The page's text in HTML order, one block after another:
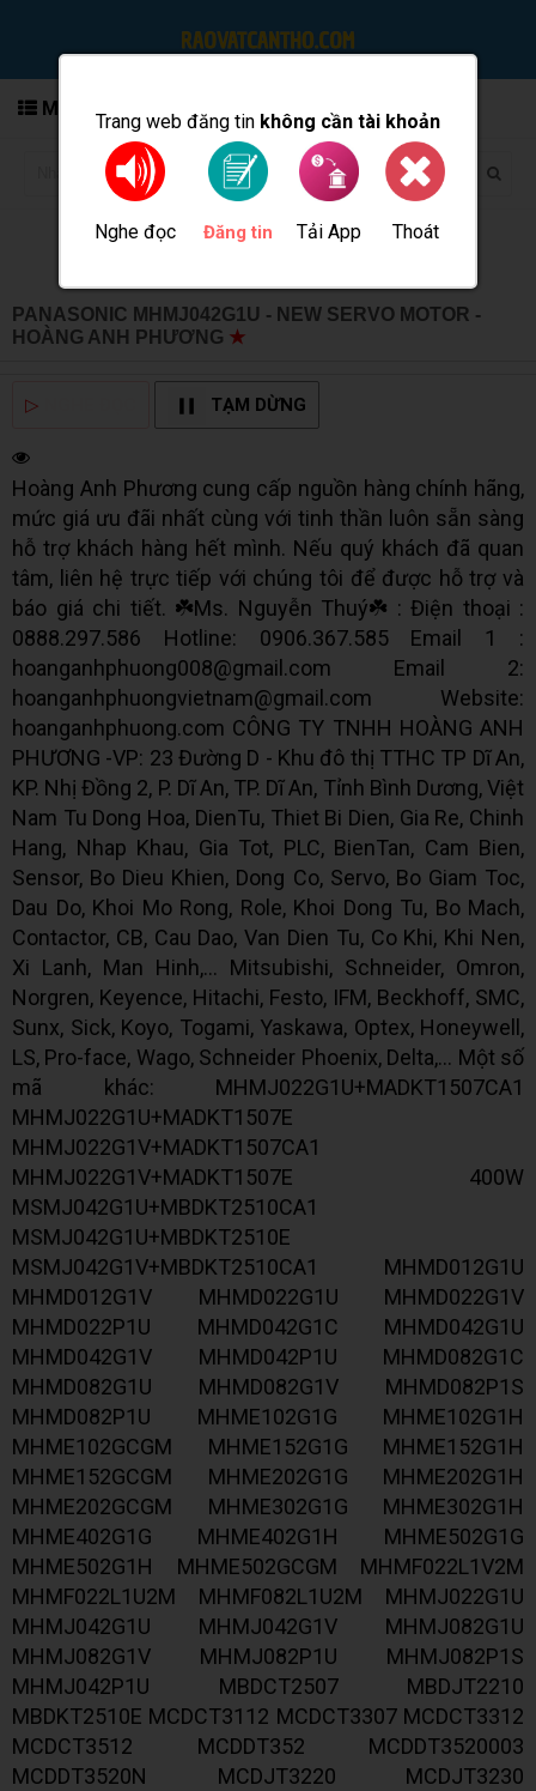
Trang web đăng tin không cần tài khoản
Nghe đọc Đăng tin Tải App Thoát
MENU
PANASONIC MHMJ042G1U - NEW SERVO MOTOR -
HOÀNG ANH PHƯƠNG ★
▷ TẠM DỪNG
Hoàng Anh Phương cung cấp nguồn hàng chính hãng,
mức giá ưu đãi nhất cùng với tinh thần luôn sẵn sàng
hỗ trợ khách hàng hết mình. Nếu quý khách đã quan
tâm, liên hệ trực tiếp với chúng tôi để được hỗ trợ và
báo giá chi tiết. ☘️Ms. Nguyễn Thuý☘️ : Điện thoại :
0888.297.586 Hotline: 0906.367.585 Email 1 :
hoanganhphuong008@gmail.com Email 2:
hoanganhphuongvietnam@gmail.com Website:
hoanganhphuong.com CÔNG TY TNHH HOÀNG ANH
PHƯƠNG -VP: 23 Đường D - Khu đô thị TTHC TP Dĩ An,
KP. Nhị Đồng 2, P. Dĩ An, TP. Dĩ An, Tỉnh Bình Dương, Việt
Nam Tu Dong Hoa, DienTu, Thiet Bi Dien, Gia Re, Chinh
Hang, Nhap Khau, Gia Tot, PLC, BienTan, Cam Bien,
Sensor, Bo Dieu Khien, Dong Co, Servo, Bo Giam Toc,
Dau Do, Khoi Mo Rong, Role, Khoi Dong Tu, Bo Mach,
Contactor, CB, Cau Dao, Van Dien Tu, Co Khi, Khi Nen,
Xi Lanh, Man Hinh,... Mitsubishi, Schneider, Omron,
Norgren, Keyence, Hitachi, Festo, IFM, Beckhoff, SMC,
Sunx, Sick, Koyo, Togami, Yaskawa, Optex, Honeywell,
LS, Pro-face, Wago, Schneider Phoenix, Delta,... Một số
mã khác: MHMJ022G1U+MADKT1507CA1
MHMJ022G1U+MADKT1507E
MHMJ022G1V+MADKT1507CA1
MHMJ022G1V+MADKT1507E 400W
MSMJ042G1U+MBDKT2510CA1
MSMJ042G1U+MBDKT2510E
MSMJ042G1V+MBDKT2510CA1 MHMD012G1U
MHMD012G1V MHMD022G1U MHMD022G1V
MHMD022P1U MHMD042G1C MHMD042G1U
MHMD042G1V MHMD042P1U MHMD082G1C
MHMD082G1U MHMD082G1V MHMD082P1S
MHMD082P1U MHME102G1G MHME102G1H
MHME102GCGM MHME152G1G MHME152G1H
MHME152GCGM MHME202G1G MHME202G1H
MHME202GCGM MHME302G1G MHME302G1H
MHME402G1G MHME402G1H MHME502G1G
MHME502G1H MHME502GCGM MHMF022L1V2M
MHMF022L1U2M MHMF082L1U2M MHMJ022G1U
MHMJ042G1U MHMJ042G1V MHMJ082G1U
MHMJ082G1V MHMJ082P1U MHMJ082P1S
MHMJ042P1U MBDCT2507 MBDJT2210
MBDKT2510E MCDCT3112 MCDCT3307 MCDCT3312
MCDCT3512 MCDDT352 MCDDT3520003
MCDDT3520N MCDJT3220 MCDJT3230